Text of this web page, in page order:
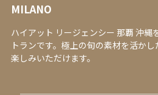
MILANO
ハイアット リージェンシー 那覇 沖縄
トランです。極上の旬の素材を活か
楽しみいただけます。